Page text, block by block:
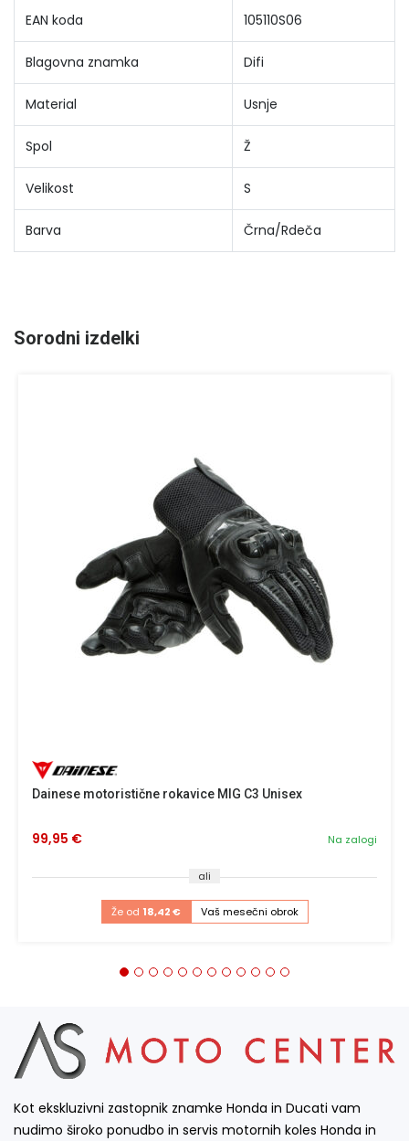
EAN koda
105110S06
Blagovna znamka Difi
Material Usnje
Spol Ž
Velikost S
Barva Črna/Rdeča
Sorodni izdelki
Dainese motoristične rokavice MIG C3 Unisex
Na zalogi
99,95 €
ali
Že od 18,42 € Vaš mesečni obrok
Kot ekskluzivni zastopnik znamke Honda in Ducati vam
nudimo široko ponudbo in servis motornih koles Honda in